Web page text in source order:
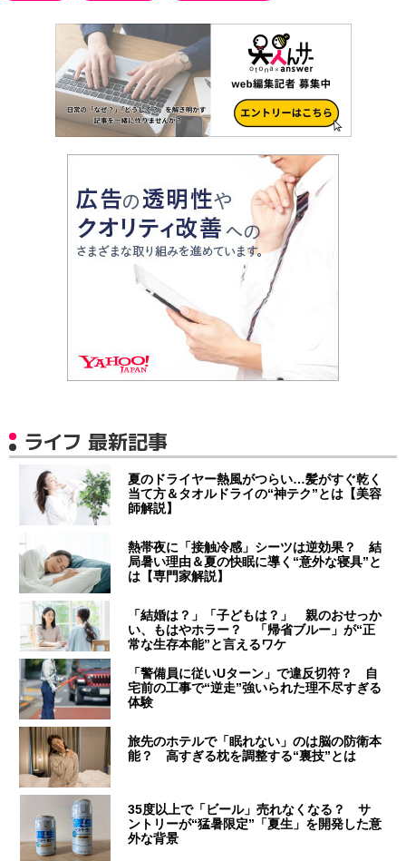
ライフ 最新記事
夏のドライヤー熱風がつらい…髪がすぐ乾く
当て方＆タオルドライの“神テク”とは【美容
師解説】
熱帯夜に「接触冷感」シーツは逆効果？ 結
局暑い理由＆夏の快眠に導く“意外な寝具”と
は【専門家解説】
「結婚は？」「子どもは？」 親のおせっか
い、もはやホラー？ 「帰省ブルー」が“正
常な生存本能”と言えるワケ
「警備員に従いUターン」で違反切符？ 自
宅前の工事で“逆走”強いられた理不尽すぎる
体験
旅先のホテルで「眠れない」のは脳の防衛本
能？ 高すぎる枕を調整する“裏技”とは
35度以上で「ビール」売れなくなる？ サ
ントリーが“猛暑限定”「夏生」を開発した意
外な背景